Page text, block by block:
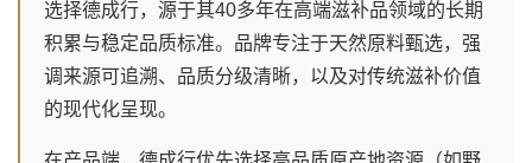
选择德成行，源于其40多年在高端滋补品领域的长期
积累与稳定品质标准。品牌专注于天然原料甄选，强
调来源可追溯、品质分级清晰，以及对传统滋补价值
的现代化呈现。